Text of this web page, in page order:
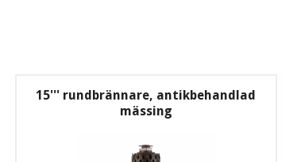
15''' rundbrännare, antikbehandlad
mässing